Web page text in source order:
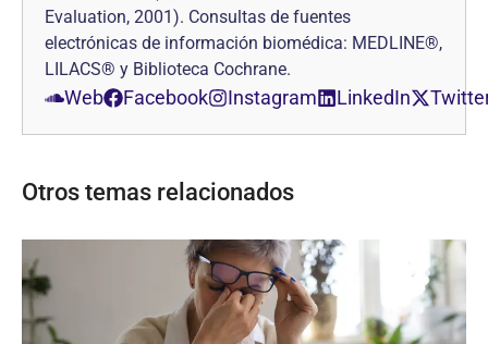
Evaluation, 2001). Consultas de fuentes
electrónicas de información biomédica: MEDLINE®,
LILACS® y Biblioteca Cochrane.
Web Facebook Instagram LinkedIn
Otros temas relacionados